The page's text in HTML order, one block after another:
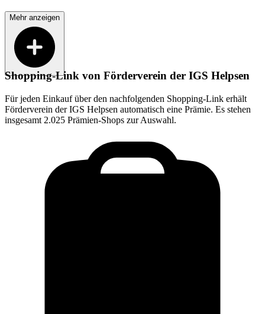
Mehr anzeigen
Shopping-Link von Förderverein der IGS Helpsen
Für jeden Einkauf über den nachfolgenden Shopping-Link erhält
Förderverein der IGS Helpsen automatisch eine Prämie. Es stehen
insgesamt 2.025 Prämien-Shops zur Auswahl.